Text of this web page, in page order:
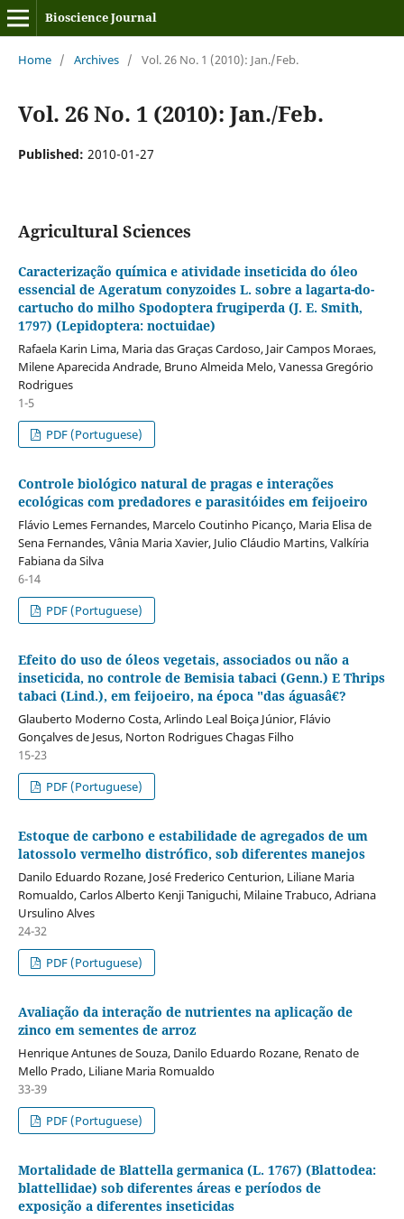
Bioscience Journal
Home / Archives / Vol. 26 No. 1 (2010): Jan./Feb.
Vol. 26 No. 1 (2010): Jan./Feb.
Published: 2010-01-27
Agricultural Sciences
Caracterização química e atividade inseticida do óleo
essencial de Ageratum conyzoides L. sobre a lagarta-do-
cartucho do milho Spodoptera frugiperda (J. E. Smith,
1797) (Lepidoptera: noctuidae)
Rafaela Karin Lima, Maria das Graças Cardoso, Jair Campos Moraes,
Milene Aparecida Andrade, Bruno Almeida Melo, Vanessa Gregório
Rodrigues
1-5
PDF (Portuguese)
Controle biológico natural de pragas e interações
ecológicas com predadores e parasitóides em feijoeiro
Flávio Lemes Fernandes, Marcelo Coutinho Picanço, Maria Elisa de
Sena Fernandes, Vânia Maria Xavier, Julio Cláudio Martins, Valkíria
Fabiana da Silva
6-14
PDF (Portuguese)
Efeito do uso de óleos vegetais, associados ou não a
inseticida, no controle de Bemisia tabaci (Genn.) E Thrips
tabaci (Lind.), em feijoeiro, na época "das águasâ€?
Glauberto Moderno Costa, Arlindo Leal Boiça Júnior, Flávio
Gonçalves de Jesus, Norton Rodrigues Chagas Filho
15-23
PDF (Portuguese)
Estoque de carbono e estabilidade de agregados de um
latossolo vermelho distrófico, sob diferentes manejos
Danilo Eduardo Rozane, José Frederico Centurion, Liliane Maria
Romualdo, Carlos Alberto Kenji Taniguchi, Milaine Trabuco, Adriana
Ursulino Alves
24-32
PDF (Portuguese)
Avaliação da interação de nutrientes na aplicação de
zinco em sementes de arroz
Henrique Antunes de Souza, Danilo Eduardo Rozane, Renato de
Mello Prado, Liliane Maria Romualdo
33-39
PDF (Portuguese)
Mortalidade de Blattella germanica (L. 1767) (Blattodea:
blattellidae) sob diferentes áreas e períodos de
exposição a diferentes inseticidas